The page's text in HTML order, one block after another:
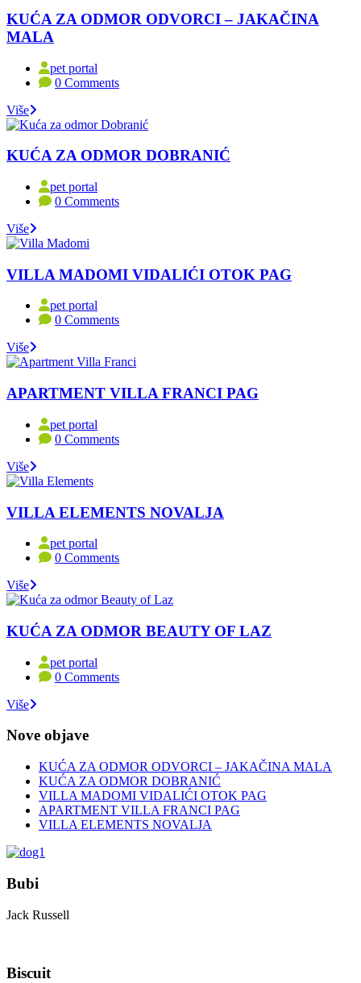
KUĆA ZA ODMOR ODVORCI – JAKAČINA
MALA
pet portal
0 Comments
Više
KUĆA ZA ODMOR DOBRANIĆ
pet portal
0 Comments
Više
VILLA MADOMI VIDALIĆI OTOK PAG
pet portal
0 Comments
Više
APARTMENT VILLA FRANCI PAG
pet portal
0 Comments
Više
VILLA ELEMENTS NOVALJA
pet portal
0 Comments
Više
KUĆA ZA ODMOR BEAUTY OF LAZ
pet portal
0 Comments
Više
Nove objave
KUĆA ZA ODMOR ODVORCI – JAKAČINA MALA
KUĆA ZA ODMOR DOBRANIĆ
VILLA MADOMI VIDALIĆI OTOK PAG
APARTMENT VILLA FRANCI PAG
VILLA ELEMENTS NOVALJA
Bubi
Jack Russell
Biscuit